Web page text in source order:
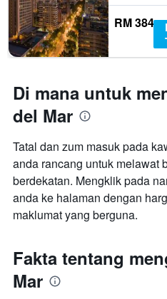
RM 384
Di mana untuk
del Mar
Tatal dan zum masuk pada
anda rancang untuk melawat
berdekatan. Mengklik pada
anda ke halaman dengan
maklumat yang berguna.
Fakta tentang
Mar